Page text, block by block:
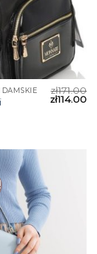
DAMSKIE zł171.00
zł114.00